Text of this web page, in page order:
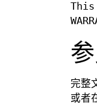
完整
或